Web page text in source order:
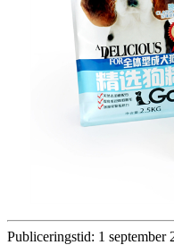
Publiceringstid: 1 september